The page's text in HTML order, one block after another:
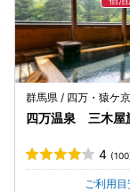
ことができまし
でしたが期待以
群馬県 / 四万・猿ケ京
四万温泉 三木屋
4
ご利用目